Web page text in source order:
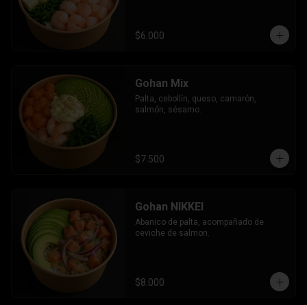
$6.000
Gohan Mix
Palta, cebollín, queso, camarón,
salmón, sésamo.
$7.500
Gohan NIKKEI
Abanico de palta, acompañado de
ceviche de salmon.
$8.000